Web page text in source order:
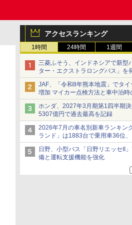
アクセスランキング
1時間 24時間 1週間
三菱ふそう、インドネシアで新型
ター・エクストラロングバス」を
ックベースの観光・旅客輸送向け
JAF、「令和8年熊本地震」でタ
増加 マイカー点検方法と車中泊時
びかけ
ホンダ、2027年3月期第1四半期
5307億円で過去最高を記録
2026年7月の車名別新車ランキン
ランド」は1883台で乗用車36位
は2591台で27位に
日野、小型バス「日野リエッセII
備と運転支援機能を強化